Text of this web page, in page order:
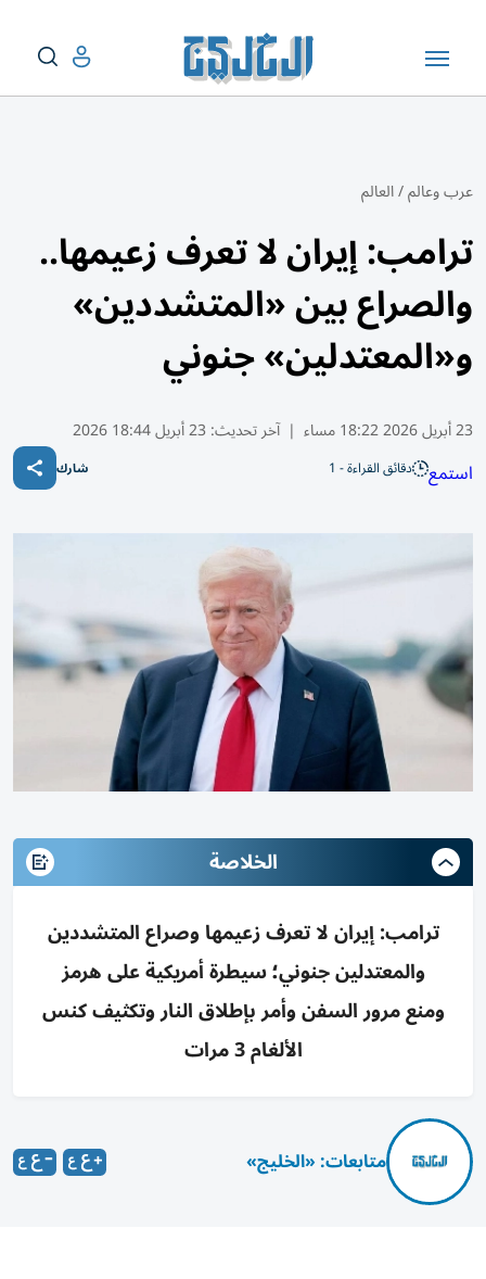
عرب وعالم/العالم
ترامب: إيران لا تعرف زعيمها..
والصراع بين «المتشددين»
و«المعتدلين» جنوني
23 أبريل 2026 18:22 مساء | آخر تحديث: 23 أبريل 18:44 2026
استمع دقائق القراءة - 1 شارك
الخلاصة
ترامب: إيران لا تعرف زعيمها وصراع المتشددين
والمعتدلين جنوني؛ سيطرة أمريكية على هرمز
ومنع مرور السفن وأمر بإطلاق النار وتكثيف كنس
الألغام 3 مرات
متابعات: «الخليج»